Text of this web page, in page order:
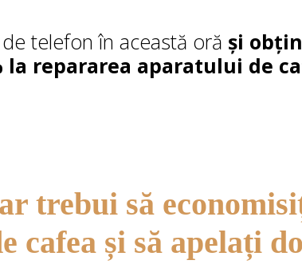
telefon în această oră și
la repararea aparatului de
trebui să
cafea și să apelați